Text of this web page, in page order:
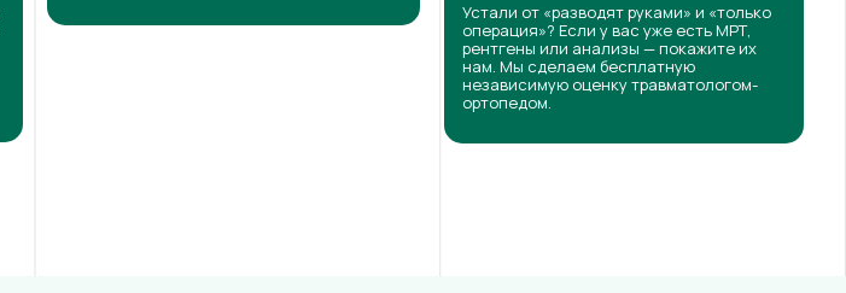
Устали от «разводят руками» и «только
операция»? Если у вас уже есть МРТ,
рентгены или анализы — покажите их
нам. Мы сделаем бесплатную
независимую оценку травматологом-
ортопедом.